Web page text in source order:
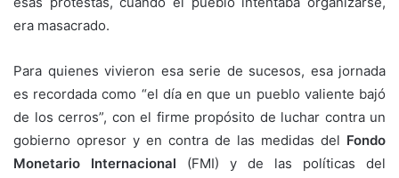
era masacrado.
Para quienes vivieron esa serie de sucesos, esa jornada
es recordada como “el día en que un pueblo valiente bajó
de los cerros”, con el firme propósito de luchar contra un
gobierno opresor y en contra de las medidas del Fondo
Monetario Internacional (FMI) y de las políticas del